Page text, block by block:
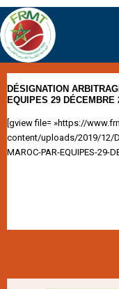
DÉSIGNATION
EQUIPES 29 DÉCEMBRE
[gview file= »https://
content/uploads/2019/12/
MAROC-PAR-EQUIPES-29-